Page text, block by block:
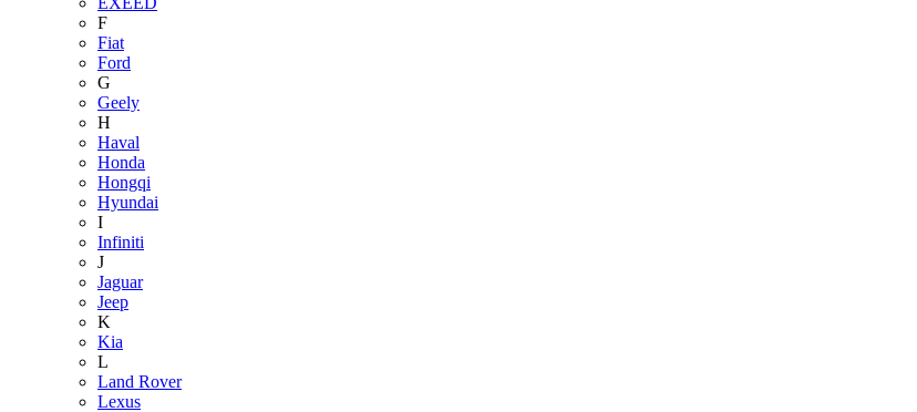
F
Fiat
Ford
G
Geely
H
Haval
Honda
Hongqi
Hyundai
I
Infiniti
J
Jaguar
Jeep
K
Kia
L
Land Rover
Lexus